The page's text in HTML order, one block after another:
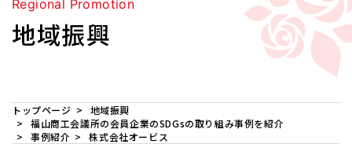
Regional Promotion
地域振興
トップページ
地域振興
福山商工会議所の会員企業のSDGsの取り組み事例を紹介
事例紹介
株式会社オービス